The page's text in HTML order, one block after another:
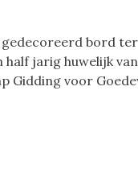
bord
half jarig huwelijk
Gidding voor